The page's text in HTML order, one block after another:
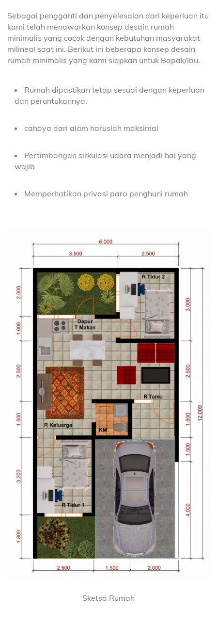
Sebagai pengganti dan penyelesaian dari keperluan itu
kami telah menawarkan konsep desain rumah
minimalis yang cocok dengan kebutuhan masyarakat
milineal saat ini. Berikut ini beberapa konsep desain
rumah minimalis yang kami siapkan untuk Bapak/Ibu.
Rumah dipastikan tetap sesuai dengan keperluan
dan peruntukannya.
cahaya dari alam haruslah maksimal
Pertimbangan sirkulasi udara menjadi hal yang
wajib
Memperhatikan privasi para penghuni rumah
Sketsa Rumah